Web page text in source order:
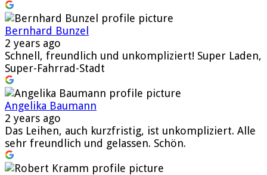
Bernhard Bunzel
2 years ago
Schnell, freundlich und unkompliziert! Super Laden,
Super-Fahrrad-Stadt
Angelika Baumann
2 years ago
Das Leihen, auch kurzfristig, ist unkompliziert. Alle
sehr freundlich und gelassen. Schön.